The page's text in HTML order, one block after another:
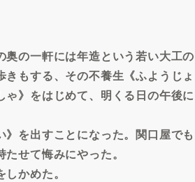
の一軒には年造という若い大工の
もする、その不養生《ふようじょ
》をはじめて、明くる日の午後に
を出すことになった。関口屋でも
せて悔みにやった。
かめた。